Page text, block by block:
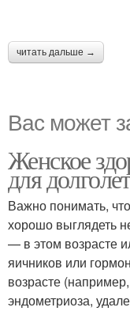
читать дальше →
Вас может
Женское
для
Важно понимать,
хорошо выглядеть
— в этом возрасте
яичников или
возрасте
эндометриоза,